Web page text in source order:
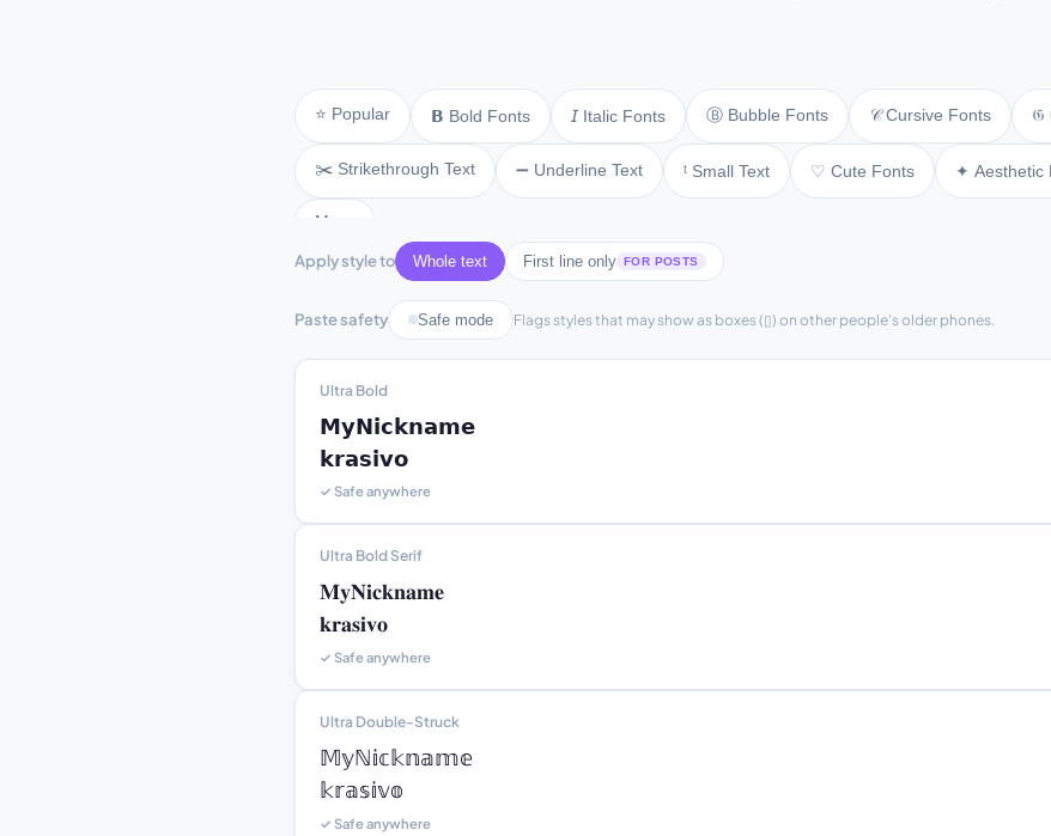
⭐ Popular 𝗕 Bold Fonts 𝘐 Italic Fonts Ⓑ Bubble Fonts 𝒞 Cursive Fonts 𝔊
✂️ Strikethrough Text ➖ Underline Text ᵗ Small Text ♡ Cute Fonts ✦ Aesthetic
More
Apply style to Whole text First line only FOR POSTS
Paste safety Safe mode Flags styles that may show as boxes (▯) on other people's older phones.
Ultra Bold
𝗠𝘆𝗡𝗶𝗰𝗸𝗻𝗮𝗺𝗲
𝗸𝗿𝗮𝘀𝗶𝘃𝗼
✓ Safe anywhere
Ultra Bold Serif
𝐌𝐲𝐍𝐢𝐜𝐤𝐧𝐚𝐦𝐞
𝐤𝐫𝐚𝐬𝐢𝐯𝐨
✓ Safe anywhere
Ultra Double-Struck
𝕄𝕪ℕ𝕚𝕔𝕜𝕟𝕒𝕞𝕖
𝕜𝕣𝕒𝕤𝕚𝕧𝕠
✓ Safe anywhere